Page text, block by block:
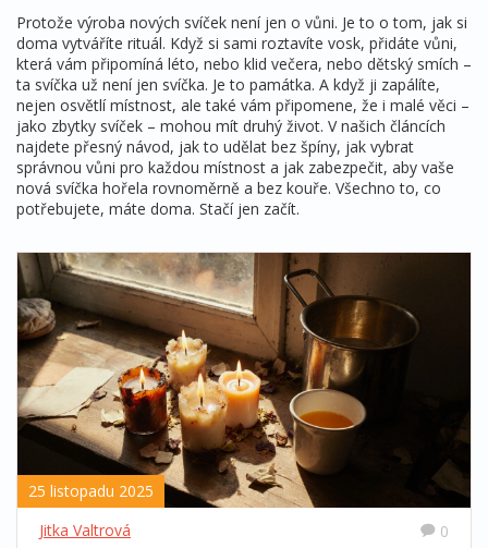
Protože výroba nových svíček není jen o vůni. Je to o tom, jak si
doma vytváříte rituál. Když si sami roztavíte vosk, přidáte vůni,
která vám připomíná léto, nebo klid večera, nebo dětský smích –
ta svíčka už není jen svíčka. Je to památka. A když ji zapálíte,
nejen osvětlí místnost, ale také vám připomene, že i malé věci –
jako zbytky svíček – mohou mít druhý život. V našich článcích
najdete přesný návod, jak to udělat bez špíny, jak vybrat
správnou vůni pro každou místnost a jak zabezpečit, aby vaše
nová svíčka hořela rovnoměrně a bez kouře. Všechno to, co
potřebujete, máte doma. Stačí jen začít.
25 listopadu 2025
Jitka Valtrová
0